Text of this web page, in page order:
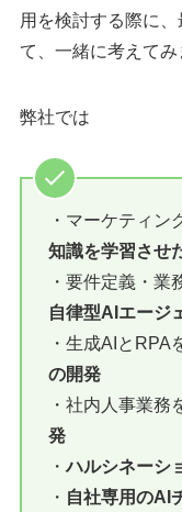
用を検討する際に
て、一緒に考えてみ
弊社では
・マーケティン
知識を学習させ
・要件定義・業
自律型AIエージ
・生成AIとRPA
の開発
・社内人事業務
発
・ハルシネーシ
・ 自社専用のAI